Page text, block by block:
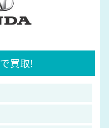
で買取!